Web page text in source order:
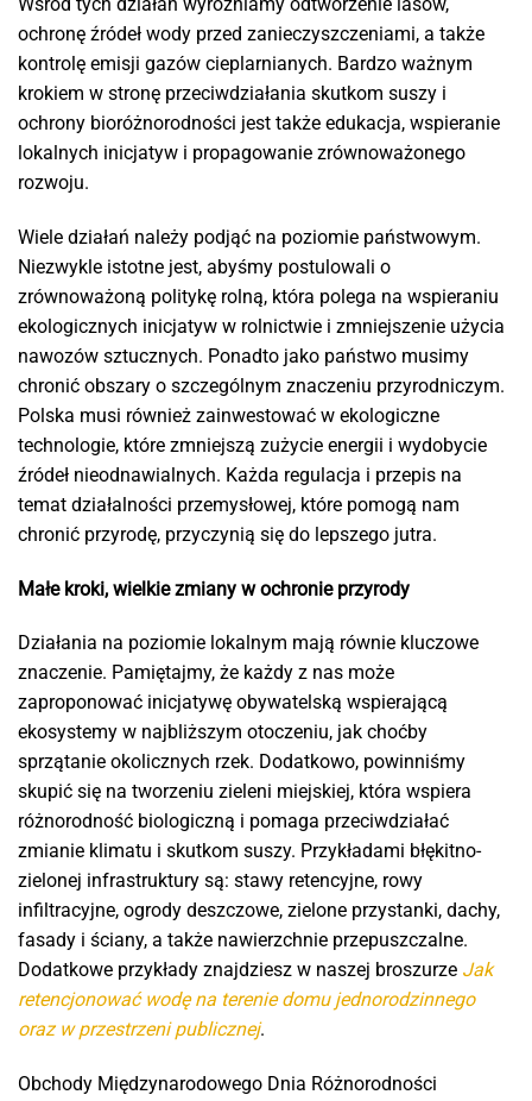
ochronę źródeł wody przed zanieczyszczeniami, a także
kontrolę emisji gazów cieplarnianych. Bardzo ważnym
krokiem w stronę przeciwdziałania skutkom suszy i
ochrony bioróżnorodności jest także edukacja, wspieranie
lokalnych inicjatyw i propagowanie zrównoważonego
rozwoju.
Wiele działań należy podjąć na poziomie państwowym.
Niezwykle istotne jest, abyśmy postulowali o
zrównoważoną politykę rolną, która polega na wspieraniu
ekologicznych inicjatyw w rolnictwie i zmniejszenie użycia
nawozów sztucznych. Ponadto jako państwo musimy
chronić obszary o szczególnym znaczeniu przyrodniczym.
Polska musi również zainwestować w ekologiczne
technologie, które zmniejszą zużycie energii i wydobycie
źródeł nieodnawialnych. Każda regulacja i przepis na
temat działalności przemysłowej, które pomogą nam
chronić przyrodę, przyczynią się do lepszego jutra.
Małe kroki, wielkie zmiany w ochronie przyrody
Działania na poziomie lokalnym mają równie kluczowe
znaczenie. Pamiętajmy, że każdy z nas może
zaproponować inicjatywę obywatelską wspierającą
ekosystemy w najbliższym otoczeniu, jak choćby
sprzątanie okolicznych rzek. Dodatkowo, powinniśmy
skupić się na tworzeniu zieleni miejskiej, która wspiera
różnorodność biologiczną i pomaga przeciwdziałać
zmianie klimatu i skutkom suszy. Przykładami błękitno-
zielonej infrastruktury są: stawy retencyjne, rowy
infiltracyjne, ogrody deszczowe, zielone przystanki, dachy,
fasady i ściany, a także nawierzchnie przepuszczalne.
Dodatkowe przykłady znajdziesz w naszej broszurze Jak
retencjonować wodę na terenie domu jednorodzinnego
oraz w przestrzeni publicznej.
Obchody Międzynarodowego Dnia Różnorodności